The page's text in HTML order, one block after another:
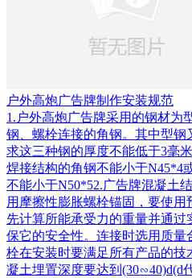
户外高炮广告牌制作安装规范
1.户外高炮广告牌采用的钢材为
钢、螺栓连接的角钢。其中型
求这三种钢的厚度不能低于3毫
焊接结构的角钢不能小于N45*4
不能小于N50*52.广告牌混凝土
用摩擦性膨胀螺栓锚固，要使
先计算所能承受力的重量并通
保它的安全性。连接时选用质量
栓在安装时要满足所有产品的
凝土埋置深度要达到(30∽40)d(d